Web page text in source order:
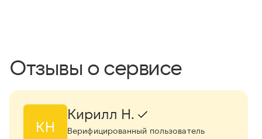
Отзывы о сервисе
КН
Кирилл Н.
Верифицированный пользователь